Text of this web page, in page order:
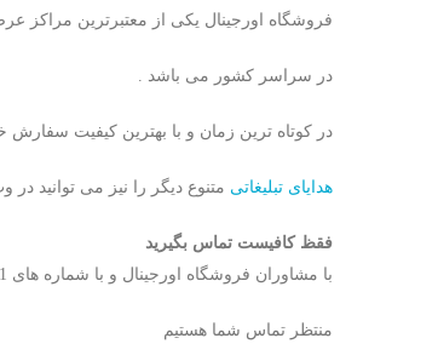
فروشگاه اورجینال یکی از معتبرترین مراکز
در سراسر کشور می باشد .
در کوتاه ترین زمان و با بهترین کیفیت
هدایای تبلیغاتی متنوع دیگر را نیز می توانید
فقظ کافیست تماس بگیرید
با مشاوران فروشگاه اورجینال و با شماره های 09121721511 و یا 02166741487 تماس گرفته و از اطلاعات به روز از لیست قیمت ها با خبر شوید .
منتظر تماس شما هستیم